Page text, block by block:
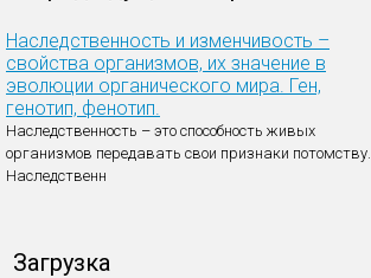
Наследственность и изменчивость –
свойства организмов, их значение в
эволюции органического мира. Ген,
генотип, фенотип.
Наследственность – это способность живых
организмов передавать свои признаки потомству.
Наследственн
Загрузка